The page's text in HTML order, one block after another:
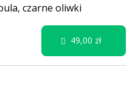
czarne oliwki